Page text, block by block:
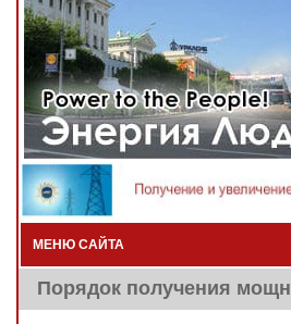
МЕНЮ САЙТА
Порядок получения